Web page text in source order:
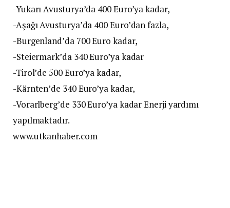
-Yukarı Avusturya’da 400 Euro’ya kadar,
-Aşağı Avusturya’da 400 Euro’dan fazla,
-Burgenland’da 700 Euro kadar,
-Steiermark’da 340 Euro’ya kadar
-Tirol’de 500 Euro’ya kadar,
-Kärnten’de 340 Euro’ya kadar,
-Vorarlberg’de 330 Euro’ya kadar Enerji yardımı
yapılmaktadır.
www.utkanhaber.com